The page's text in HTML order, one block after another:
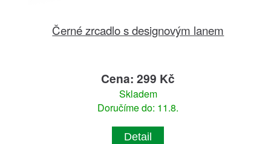
Černé zrcadlo s designovým lanem
Cena: 299 Kč
Skladem
Doručíme do: 11.8.
Detail